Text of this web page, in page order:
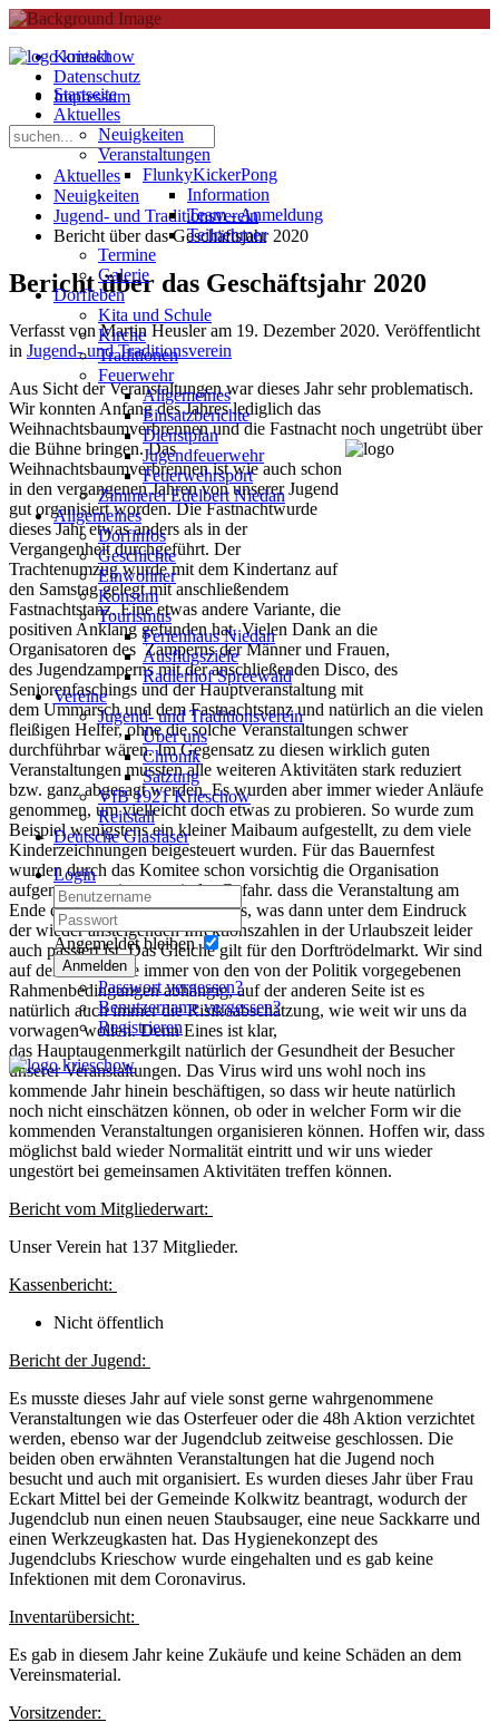
Startseite
Aktuelles
Neuigkeiten
Veranstaltungen
FlunkyKickerPong
Information
Team - Anmeldung
Teilnehmer
Termine
Galerie
Dorfleben
Kita und Schule
Kirche
Traditionen
Feuerwehr
Allgemeines
Einsatzberichte
Dienstplan
Jugendfeuerwehr
Feuerwehrsport
Zimmerei Edelbert Niedan
Allgemeines
Dorfinfos
Geschichte
Einwohner
Konsum
Tourismus
Ferienhaus Niedan
Ausflugsziele
Radlerhof Spreewald
Vereine
Jugend- und Traditionsverein
Über uns
Chronik
Satzung
VfB 1921 Krieschow
Reitstall
Deutsche Glasfaser
Login
Angemeldet bleiben
Anmelden
Passwort vergessen?
Benutzername vergessen?
Registrieren
Kontakt
Datenschutz
Impressum
Aktuelles
Neuigkeiten
Jugend- und Traditionsverein
Bericht über das Geschäftsjahr 2020
Bericht über das Geschäftsjahr 2020
Verfasst von Martin Heusler am 19. Dezember 2020. Veröffentlicht
in Jugend- und Traditionsverein
Aus Sicht derVeranstaltungen war dieses Jahr sehr problematisch.
Wirkonnten Anfang des Jahres lediglich das
Weihnachtsbaumverbrennen und die Fastnacht noch ungetrübt über
die Bühne bringen.Das
Weihnachtsbaumverbrennen ist wie auch schon
in den vergangenen Jahren von unserer Jugend
gut organisiert worden.DieFastnachtwurde
dieses Jahr etwas anders als in der
Vergangenheitdurchgeführt. Der
Trachtenumzug wurde mit dem Kindertanz auf
den Samstag gelegt mit anschließendem
Fastnachtstanz. Eine etwas andere Variante, die
positiven Anklang gefunden hat.Vielen Dank an die
Organisatoren des Zampernsder Männer und Frauen,
des Jugendzamperns mit der anschließenden Disco, des
Seniorenfaschings und der Hauptveranstaltung mit
dem Ummarsch und dem Fastnachtstanzund natürlich an die vielen
fleißigen Helfer,ohne diesolcheVeranstaltungen schwer
durchführbar wären.Im Gegensatz zu diesen wirklich guten
Veranstaltungen mussten alle weiteren Aktivitäten stark reduziert
bzw. ganz abgesagt werden. Es wurden aberimmer wieder Anläufe
genommen, um vielleicht doch etwas zu probieren. So wurde zum
Beispiel wenigstens ein kleiner Maibaum aufgestellt, zu dem viele
Kinderzeichnungen beigesteuert wurden. Für das Bauernfest
wurdendurch das Komitee schon vorsichtig die Organisation
aufgenommen, immer mit der Gefahr. dass die Veranstaltung am
Ende doch abgesagt werden muss, was dann unter dem Eindruck
der wieder ansteigenden Infektionszahlen in der Urlaubszeit leider
auch passiert ist. Das Gleiche gilt für den Dorftrödelmarkt. Wir sind
auf der einen Seite immer von den von der Politik vorgegebenen
Rahmenbedingungen abhängig,auf der anderen Seite ist es
natürlich auchimmer die Risikoabschätzung, wie weit wir uns da
vorwagen wollen. Denn Eines ist klar,
das Hauptaugenmerkgilt natürlich der Gesundheit der Besucher
unserer Veranstaltungen. Das Virus wird uns wohl noch ins
kommende Jahr hinein beschäftigen, so dass wir heute natürlich
noch nicht einschätzen können, ob oder in welcher Form wir die
kommenden Veranstaltungen organisieren können. Hoffen wir, dass
möglichst bald wieder Normalität eintritt und wir uns wieder
ungestört bei gemeinsamen Aktivitäten treffen können.
Bericht vom Mitgliederwart:
Unser Verein hat 137 Mitglieder.
Kassenbericht:
Nicht öffentlich
Bericht der Jugend:
Es musste dieses Jahr auf viele sonst gerne wahrgenommene
Veranstaltungen wie das Osterfeuer oder die 48h Aktion verzichtet
werden, ebenso war der Jugendclub zeitweise geschlossen. Die
beiden oben erwähnten Veranstaltungen hat die Jugend noch
besucht und auch mit organisiert. Es wurden dieses Jahr über Frau
Eckart Mittel bei der Gemeinde Kolkwitz beantragt, wodurch der
Jugendclub nun einen neuen Staubsauger, eine neue Sackkarre und
einen Werkzeugkasten hat. Das Hygienekonzept des
Jugendclubs Krieschow wurde eingehalten und es gab keine
Infektionen mit dem Coronavirus.
Inventarübersicht:
Es gab in diesem Jahr keine Zukäufe und keine Schäden an dem
Vereinsmaterial.
Vorsitzender: